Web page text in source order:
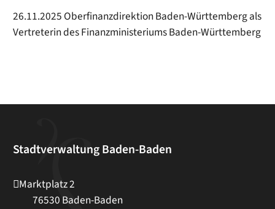
26.11.2025 Oberfinanzdirektion Baden-Württemberg als
Vertreterin des Finanzministeriums Baden-Württemberg
Stadtverwaltung Baden-Baden
Marktplatz 2
76530 Baden-Baden